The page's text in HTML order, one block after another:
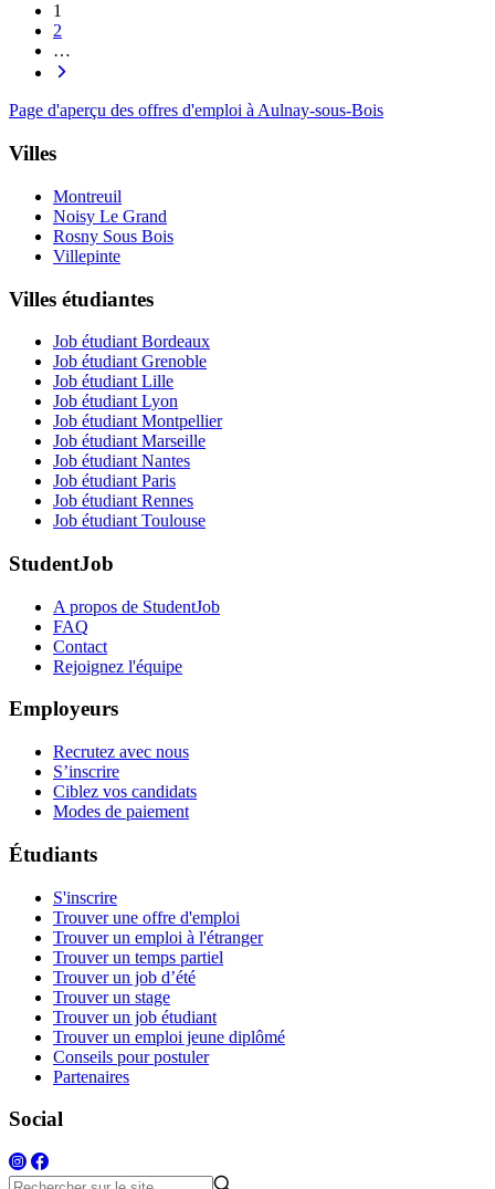
1
2
…
Page d'aperçu des offres d'emploi à Aulnay-sous-Bois
Villes
Montreuil
Noisy Le Grand
Rosny Sous Bois
Villepinte
Villes étudiantes
Job étudiant Bordeaux
Job étudiant Grenoble
Job étudiant Lille
Job étudiant Lyon
Job étudiant Montpellier
Job étudiant Marseille
Job étudiant Nantes
Job étudiant Paris
Job étudiant Rennes
Job étudiant Toulouse
StudentJob
A propos de StudentJob
FAQ
Contact
Rejoignez l'équipe
Employeurs
Recrutez avec nous
S’inscrire
Ciblez vos candidats
Modes de paiement
Étudiants
S'inscrire
Trouver une offre d'emploi
Trouver un emploi à l'étranger
Trouver un temps partiel
Trouver un job d’été
Trouver un stage
Trouver un job étudiant
Trouver un emploi jeune diplômé
Conseils pour postuler
Partenaires
Social